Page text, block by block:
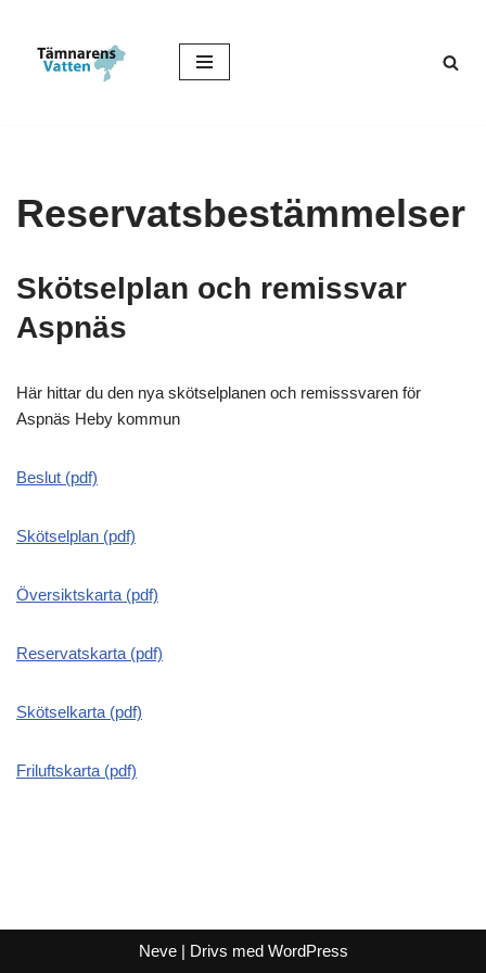
Hoppa
Reservatsbestämmelser
Skötselplan och remissvar
Aspnäs
Här hittar du den nya skötselplanen och remisssvaren för
Aspnäs Heby kommun
Beslut (pdf)
Skötselplan (pdf)
Översiktskarta (pdf)
Reservatskarta (pdf)
Skötselkarta (pdf)
Friluftskarta (pdf)
Neve| Drivs med WordPress